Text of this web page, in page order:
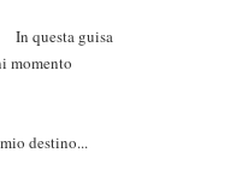
guisa
momento